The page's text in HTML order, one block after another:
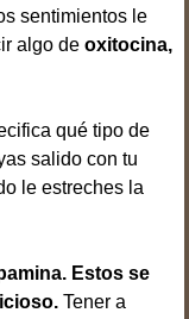
sentimientos le
algo de oxitocina,
qué tipo de
salido con tu
le estreches la
Estos se
Tener a